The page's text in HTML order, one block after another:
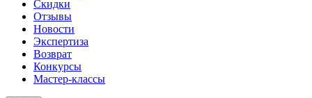
Скидки
Отзывы
Новости
Экспертиза
Возврат
Конкурсы
Мастер-классы